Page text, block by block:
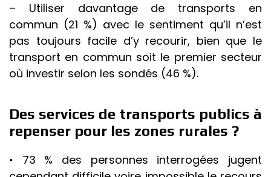
– Utiliser davantage de transports en
commun (21 %) avec le sentiment qu’il n’est
pas toujours facile d’y recourir, bien que le
transport en commun soit le premier secteur
où investir selon les sondés (46 %).
Des services de transports publics à
repenser pour les zones rurales ?
• 73 % des personnes interrogées jugent